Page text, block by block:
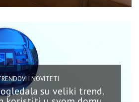
I NOVITETI
su veliki trend.